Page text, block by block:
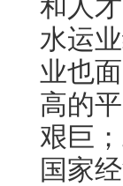
和人
水运
业也
高的
艰巨
国家